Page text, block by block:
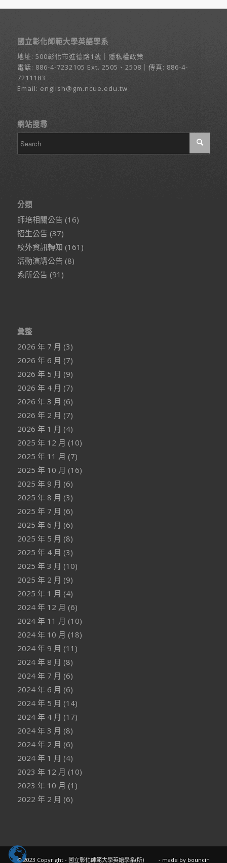
國立彰化師範大學英語學系
地址: 500彰化市進德路1號 ｜ 隱私權政策
電話: 886-4-7232105 Ext. 2505、2508｜傳真: 886-4-
7211183
Email: english@gm.ncue.edu.tw
網站搜尋
分類
師培相關公告 (16)
招生公告 (37)
校外資訊轉知 (161)
活動演講公告 (8)
系所公告 (91)
彙整
2026 年 7 月 (3)
2026 年 6 月 (7)
2026 年 5 月 (9)
2026 年 4 月 (7)
2026 年 3 月 (6)
2026 年 2 月 (7)
2026 年 1 月 (4)
2025 年 12 月 (10)
2025 年 11 月 (7)
2025 年 10 月 (16)
2025 年 9 月 (6)
2025 年 8 月 (3)
2025 年 7 月 (6)
2025 年 6 月 (6)
2025 年 5 月 (8)
2025 年 4 月 (3)
2025 年 3 月 (10)
2025 年 2 月 (9)
2025 年 1 月 (4)
2024 年 12 月 (6)
2024 年 11 月 (10)
2024 年 10 月 (18)
2024 年 9 月 (11)
2024 年 8 月 (8)
2024 年 7 月 (6)
2024 年 6 月 (6)
2024 年 5 月 (14)
2024 年 4 月 (17)
2024 年 3 月 (8)
2024 年 2 月 (6)
2024 年 1 月 (4)
2023 年 12 月 (10)
2023 年 10 月 (1)
2022 年 2 月 (6)
© 2023 Copyright - 國立彰化師範大學英語學系(所) - made by bouncin